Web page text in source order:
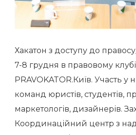
Хакатон з доступу до
7-8 грудня в правовому клубі
PRAVOKATOR.Київ. Участь у
команд юристів, студентів,
маркетологів, дизайнерів.
Координаційний центр з